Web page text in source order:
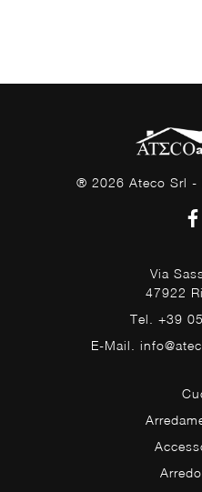
® 2026 Ateco Srl -
Via
47922
Tel. +39
E-Mail.